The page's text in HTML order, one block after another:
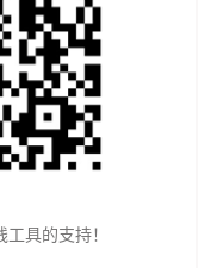
具的支持！